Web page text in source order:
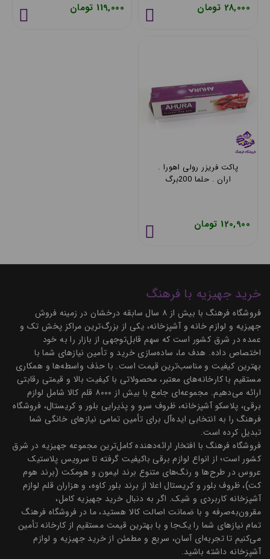
28,000 تومان 119,000 تومان
پاکت فریزر رولی اهورا .
اران . حلما 200برگ
120,900 تومان
خرید جهیزیه با فرهنگ
فروشگاه فرهنگ با بیش از ۸ سال سابقه درخشان در زمینه فروش
جهیزیه و لوازم خانه و آشپزخانه، یکی از بزرگ‌ترین مراکز پخش تک و
عمده در شرق کشور است که سهم قابل‌توجهی از بازار را به خود
اختصاص داده. هدف ما، ساده‌سازی خرید و تأمین نیازهای شما با
بهترین کیفیت و مناسب‌ترین قیمت است. با حذف واسطه‌ها و همکاری
مستقیم با کارخانه‌های معتبر، محصولاتی با کیفیت بالا و قیمتی رقابتی
ارائه می‌دهیم. مجموعه‌ای جامع با بیش از ۸۰۰۰ قلم کالا شامل لوازم
برقی، پلاسکو آشپزخانه، ظروف سرو و پذیرایی بلور و کریستال، فروشگاه
فرهنگ را به انتخابی ایده‌آل برای تأمین تمامی نیازهای خانگی شما
تبدیل کرده است.
فروشگاه فرهنگ با افتخار ارائه‌دهنده کامل‌ترین مجموعه جهیزیه در شرق
کشور است؛ از انواع لوازم برقی باکیفیت گرفته تا سرویس پلاستیک
عروس در طرح‌ها و رنگ‌های متنوع برند لیمون و هومکت (برند هوم
کت)، ظروف بلور و کریستال اعلا از برند بلور کاوه، و هزاران قلم لوازم
آشپزخانه کاربردی و شیک. اگر به دنبال خرید جهیزیه کامل،
مقرون‌به‌صرفه و با ضمانت اصالت کالا هستید، ما در فروشگاه فرهنگ
تمام نیازهای شما را یک‌جا و با بهترین قیمت مستقیم از کارخانه تأمین
می‌کنیم تا تجربه‌ای آسان، سریع و مطمئن از خرید جهیزیه و لوازم
آشپزخانه داشته باشید.